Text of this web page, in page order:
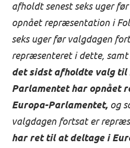
afholdt senest seks uger
opnået repræsentation i
seks uger før valgdagen
repræsenteret i dette, samt
det sidst afholdte valg til
Parlamentet har opnået
Europa-Parlamentet, og
valgdagen fortsat er
har ret til at deltage i